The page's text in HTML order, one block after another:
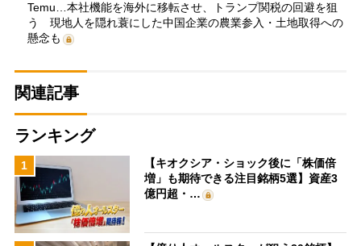
Temu…本社機能を海外に移転させ、トランプ関税の回避を狙
う 現地人を隠れ蓑にした中国企業の農業参入・土地取得への
懸念も
関連記事
ランキング
1
【キオクシア・ショック後に「株価倍
増」も期待できる注目銘柄5選】資産3
億円超・…